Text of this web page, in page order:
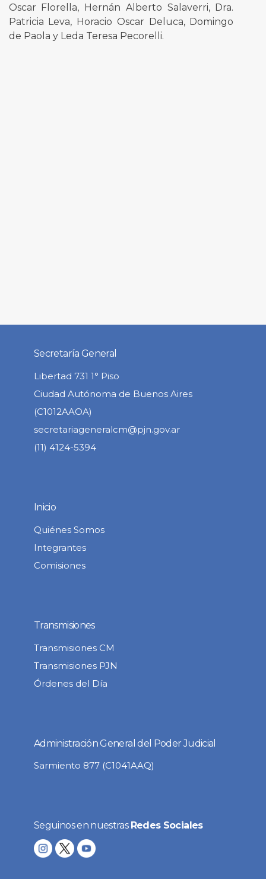
Oscar Florella, Hernán Alberto Salaverri, Dra.
Patricia Leva, Horacio Oscar Deluca, Domingo
de Paola y Leda Teresa Pecorelli.
Secretaría General
Libertad 731 1° Piso
Ciudad Autónoma de Buenos Aires
(C1012AAOA)
secretariageneralcm@pjn.gov.ar
(11) 4124-5394
Inicio
Quiénes Somos
Integrantes
Comisiones
Transmisiones
Transmisiones CM
Transmisiones PJN
Órdenes del Día
Administración General del Poder Judicial
Sarmiento 877 (C1041AAQ)
Seguinos en nuestras Redes Sociales